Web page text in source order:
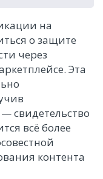
на
о защите
через
Эта
свидетельство
всё более
контента